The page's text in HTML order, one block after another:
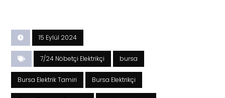
15 Eylül 2024
7/24 Nöbetçi Elektrikçi bursa
Bursa Elektrik Tamiri Bursa Elektrikçi